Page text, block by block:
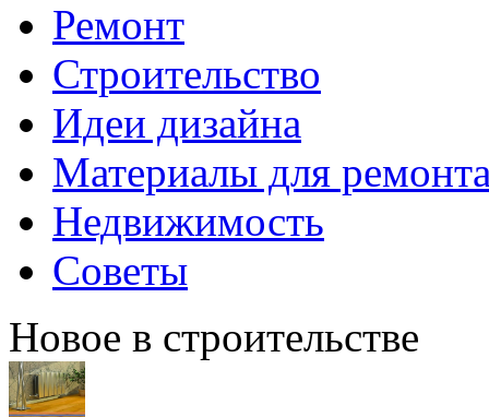
Ремонт
Строительство
Идеи дизайна
Материалы для
Недвижимость
Советы
Новое в строительстве